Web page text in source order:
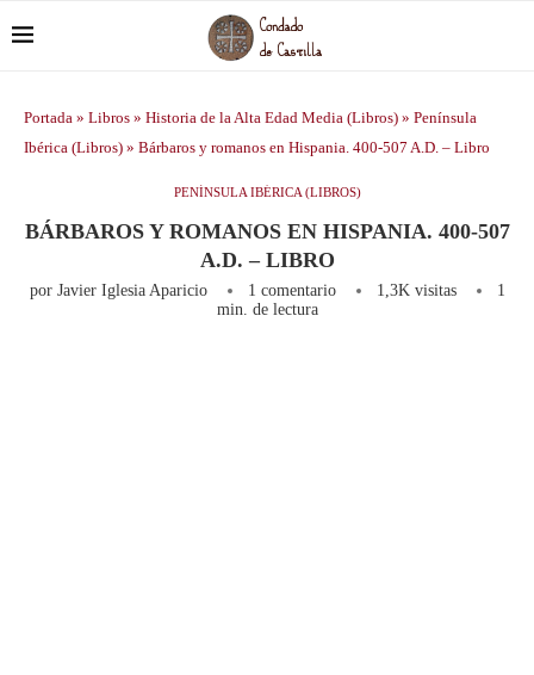
Portada » Libros » Historia de la Alta Edad Media (Libros) » Península
Ibérica (Libros) » Bárbaros y romanos en Hispania. 400-507 A.D. – Libro
PENÍNSULA IBÉRICA (LIBROS)
BÁRBAROS Y ROMANOS EN HISPANIA. 400-507
A.D. – LIBRO
por Javier Iglesia Aparicio 1 comentario 1,3Kvisitas
1
min. de lectura